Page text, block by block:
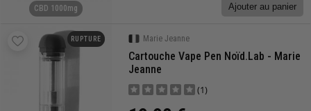
CBD 1000mg Ajouter au panier
RUPTURE Marie Jeanne
Cartouche Vape Pen Noïd.lab - Marie
Jeanne
(1)